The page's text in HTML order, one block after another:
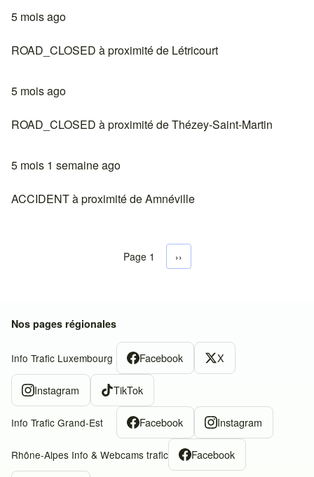
5 mois ago
ROAD_CLOSED à proximité de Létricourt
5 mois ago
ROAD_CLOSED à proximité de Thézey-Saint-Martin
5 mois 1 semaine ago
ACCIDENT à proximité de Amnéville
Pagination
Page 1 Next page
››
Nos pages régionales
Info Trafic Luxembourg Facebook X
Instagram TikTok
Info Trafic Grand-Est Facebook Instagram
Rhône-Alpes Info & Webcams trafic Facebook